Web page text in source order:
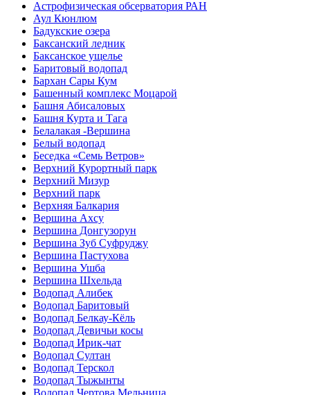
Астрофизическая обсерватория РАН
Аул Кюнлюм
Бадукские озера
Баксанский ледник
Баксанское ущелье
Баритовый водопад
Бархан Сары Кум
Башенный комплекс Моцарой
Башня Абисаловых
Башня Курта и Тага
Белалакая -Вершина
Белый водопад
Беседка «Семь Ветров»
Верхний Курортный парк
Верхний Мизур
Верхний парк
Верхняя Балкария
Вершина Ахсу
Вершина Донгузорун
Вершина Зуб Суфруджу
Вершина Пастухова
Вершина Ушба
Вершина Шхельда
Водопад Алибек
Водопад Баритовый
Водопад Белкау-Кёль
Водопад Девичьи косы
Водопад Ирик-чат
Водопад Султан
Водопад Терскол
Водопад Тыжынты
Водопад Чертова Мельница